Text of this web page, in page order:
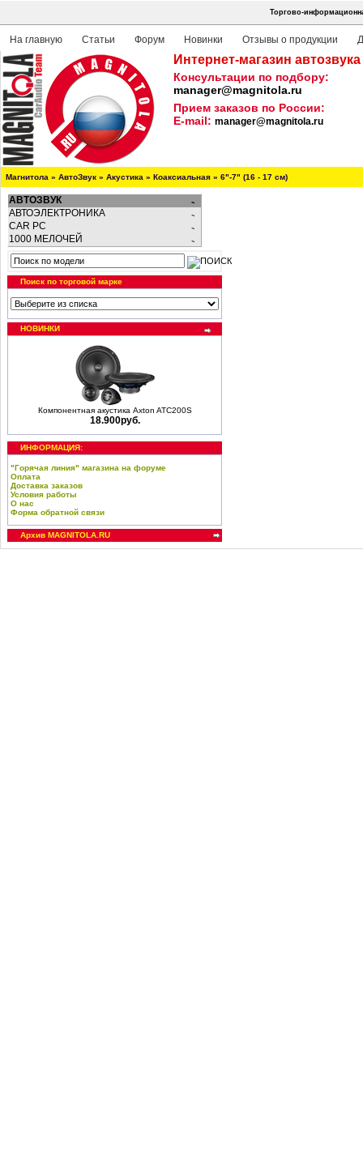
Торгово-
На главную Статьи Форум Новинки Отзывы о продукции
Интернет-магазин
Консультации по подбору:
manager@magnitola.ru
Прием заказов по России:
E-mail: manager@magnitola.ru
Магнитола » АвтоЗвук » Акустика » Коаксиальная » 6"-7" (16 - 17 см)
АВТОЗВУК
АВТОЭЛЕКТРОНИКА
CAR PC
1000 МЕЛОЧЕЙ
Поиск по торговой марке
НОВИНКИ
Компонентная акустика Axton ATC200S
18.900руб.
ИНФОРМАЦИЯ:
"Горячая линия" магазина на форуме
Оплата
Доставка заказов
Условия работы
О нас
Форма обратной связи
Архив MAGNITOLA.RU